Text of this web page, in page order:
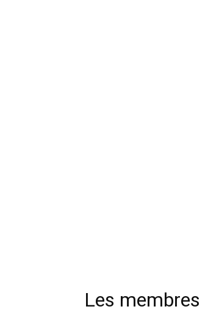
Les membres